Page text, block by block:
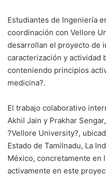
Estudiantes de Ingeniería
coordinación con Vellore
desarrollan el proyecto de
caracterización y actividad
conteniendo principios
medicina?.
El trabajo colaborativo
Akhil Jain y Prakhar
?Vellore University?,
Estado de Tamilnadu, La
México, concretamente en
activamente en este